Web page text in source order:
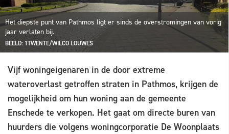
Het diepste punt van Pathmos ligt er sinds de overstromingen van vorig
jaar verlaten bij.
BEELD: 1TWENTE/WILCO LOUWES
Vijf woningeigenaren in de door extreme
wateroverlast getroffen straten in Pathmos, krijgen de
mogelijkheid om hun woning aan de gemeente
Enschede te verkopen. Het gaat om directe buren van
huurders die volgens woningcorporatie De Woonplaats